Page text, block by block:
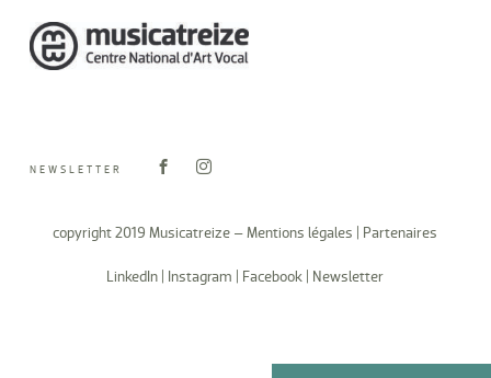
NEWSLETTER
copyright 2019 Musicatreize –Mentions légales Partenaires
LinkedIn Instagram Facebook Newsletter